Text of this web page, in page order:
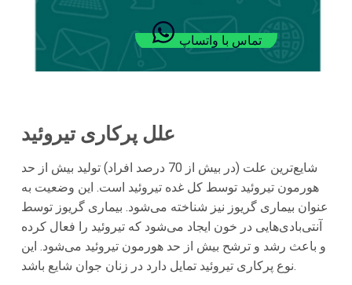
تماس با واتساپ
علل پرکاری تیروئید
شایع‌ترین علت (در بیش از 70 درصد افراد) تولید بیش از حد
هورمون تیروئید توسط کل غده تیروئید است. این وضعیت به
عنوان بیماری گریوز نیز شناخته می‌شود. بیماری گریوز توسط
آنتی‌بادی‌هایی در خون ایجاد می‌شود که تیروئید را فعال کرده
و باعث رشد و ترشح بیش از حد هورمون تیروئید می‌شود. این
نوع پرکاری تیروئید تمایل دارد در زنان جوان شایع باشد.